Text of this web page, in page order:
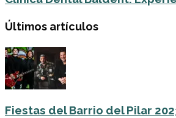
Últimos artículos
Fiestas del Barrio del Pilar